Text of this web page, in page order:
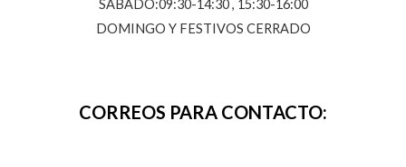
SABADO:09:30-14:30 , 15:30-16:00
DOMINGO Y FESTIVOS CERRADO
CORREOS PARA CONTACTO: